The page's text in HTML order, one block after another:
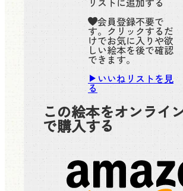
会員登録不要で
す。クリックするだ
けでお気に入りや欲
しい絵本を後で確認
できます。
いいねリストを見
る
この絵本をオンライ
で購入する